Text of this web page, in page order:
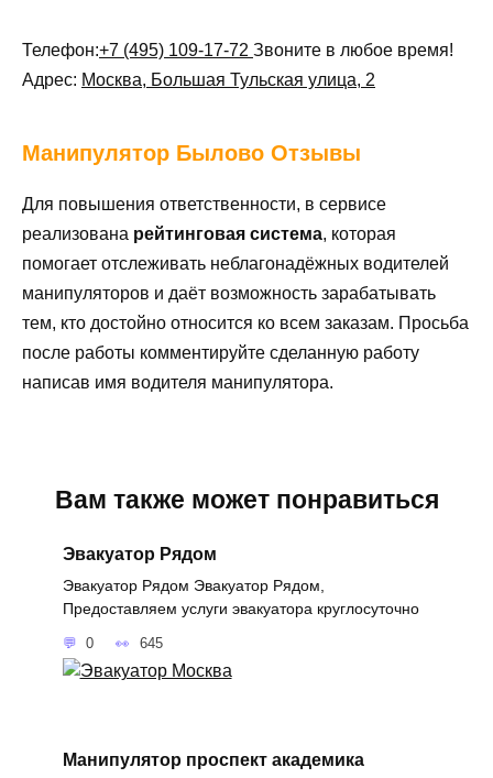
Телефон:+7 (495) 109-17-72 Звоните в любое время!
Адрес: Москва, Большая Тульская улица, 2
Манипулятор Былово Отзывы
Для повышения ответственности, в сервисе
реализована рейтинговая система, которая
помогает отслеживать неблагонадёжных водителей
манипуляторов и даёт возможность зарабатывать
тем, кто достойно относится ко всем заказам. Просьба
после работы комментируйте сделанную работу
написав имя водителя манипулятора.
Вам также может понравиться
Эвакуатор Рядом
Эвакуатор Рядом Эвакуатор Рядом,
Предоставляем услуги эвакуатора круглосуточно
0 645
Манипулятор проспект академика